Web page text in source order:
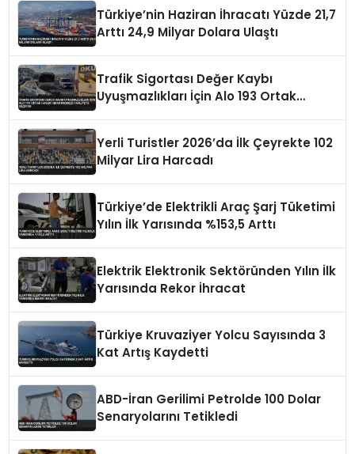
Türkiye’nin Haziran İhracatı Yüzde 21,7
Arttı 24,9 Milyar Dolara Ulaştı
Trafik Sigortası Değer Kaybı
Uyuşmazlıkları İçin Alo 193 Ortak
Yerli Turistler 2026’da İlk Çeyrekte 102
Milyar Lira Harcadı
Türkiye’de Elektrikli Araç Şarj Tüketimi
Yılın İlk Yarısında %153,5 Arttı
Elektrik Elektronik Sektöründen Yılın İlk
Yarısında Rekor İhracat
Türkiye Kruvaziyer Yolcu Sayısında 3
Kat Artış Kaydetti
ABD-İran Gerilimi Petrolde 100 Dolar
Senaryolarını Tetikledi